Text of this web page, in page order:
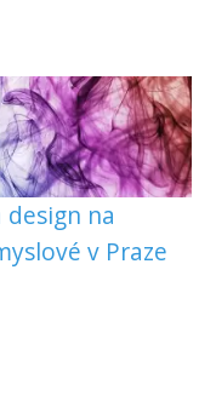
na
v Praze